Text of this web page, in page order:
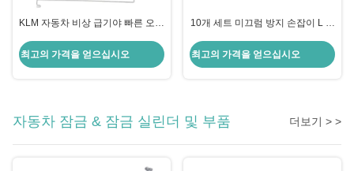
KLM 자동차 비상 급기야 빠른 오픈
최고의 가격을 얻으십시오
10개 세트 미끄럼 방지 손잡이 L 모
도구
최고의 가격을 얻으십시오
자동차 잠금 & 잠금 실린더 및 부품 더보기 > >